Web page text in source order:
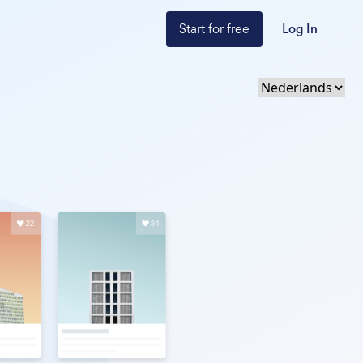
Start for free Log In